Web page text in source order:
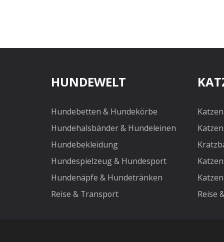
HUNDEWELT
Hundebetten & Hundekörbe
Hundehalsbänder & Hundeleinen
Hundebekleidung
Hundespielzeug & Hundesport
Hundenäpfe & Hundetränken
Reise & Transport
Reise